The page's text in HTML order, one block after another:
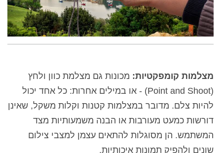
מצלמות קומפקטיות: מכונות גם מצלמת כוון ולחץ
(Point and Shoot) - או במילים אחרות: כל אחד יכול
להיות צלם. מדובר במצלמות קטנות וקלות משקל, שאינן
דורשות כמעט מעורבות או הבנה משמעותיות מצד
המשתמש. הן מסוגלות להתאים עצמן למצבי צילום
שונים ולהפיק תמונות איכותיות.